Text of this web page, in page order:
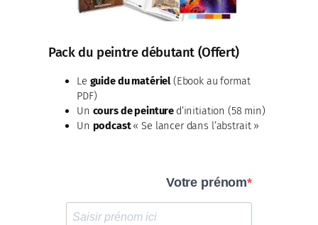
Pack du peintre débutant (Offert)
Le guide du matériel(Ebook au format
PDF)
Un cours de peinture d’initiation (58 min)
Un podcast« Se lancer dans l’abstrait »
Votre prénom